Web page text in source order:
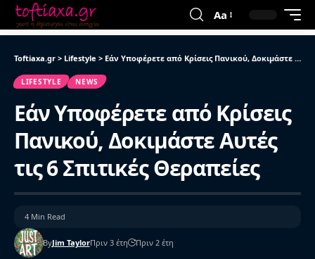
Aa
Toftiaxa.gr > Lifestyle > Εάν Υποφέρετε από Κρίσεις Πανικού, Δοκιμάστε Αυτές τις 6 Σπιτικές Θεραπείες
LIFESTYLE NEWS
Εάν Υποφέρετε από Κρίσεις
Πανικού, Δοκιμάστε Αυτές
τις 6 Σπιτικές Θεραπείες
ByJim TaylorΠριν 3 έτη Πριν 2 έτη
4 Min Read